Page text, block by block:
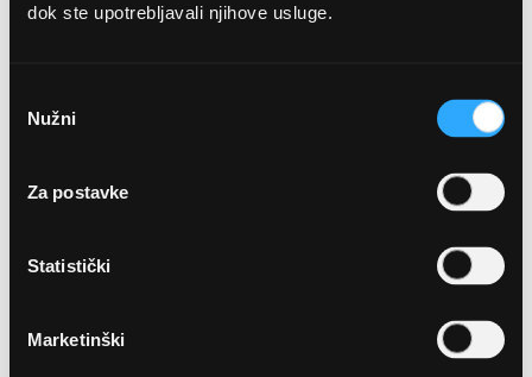
dok ste upotrebljavali njihove usluge.
pristanka
Nužni
Za postavke
Statistički
Marketinški